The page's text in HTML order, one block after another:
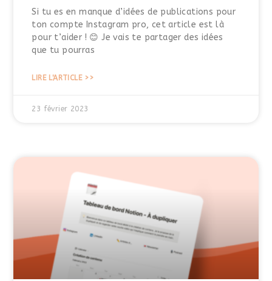
Si tu es en manque d’idées de publications pour
ton compte Instagram pro, cet article est là
pour t’aider ! 😊 Je vais te partager des idées
que tu pourras
LIRE L'ARTICLE >>
23 février 2023